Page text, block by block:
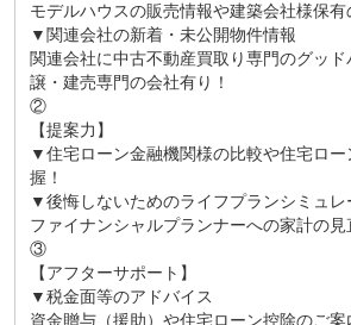
モデルハウスの販売情報や建築会社様保有
▼関連会社の新着・未公開物件情報
関連会社に中古不動産買取り専門のグッ
譲・建売専門の会社有り！
②
【提案力】
▼住宅ローン金融機関様の比較や住宅ロ
握！
▼後悔しないためのライフプランシミュレ
ファイナンシャルプランナーへの家計の見
③
【アフターサポート】
▼税金面等のアドバイス
資金贈与（援助）や住宅ローン控除のご